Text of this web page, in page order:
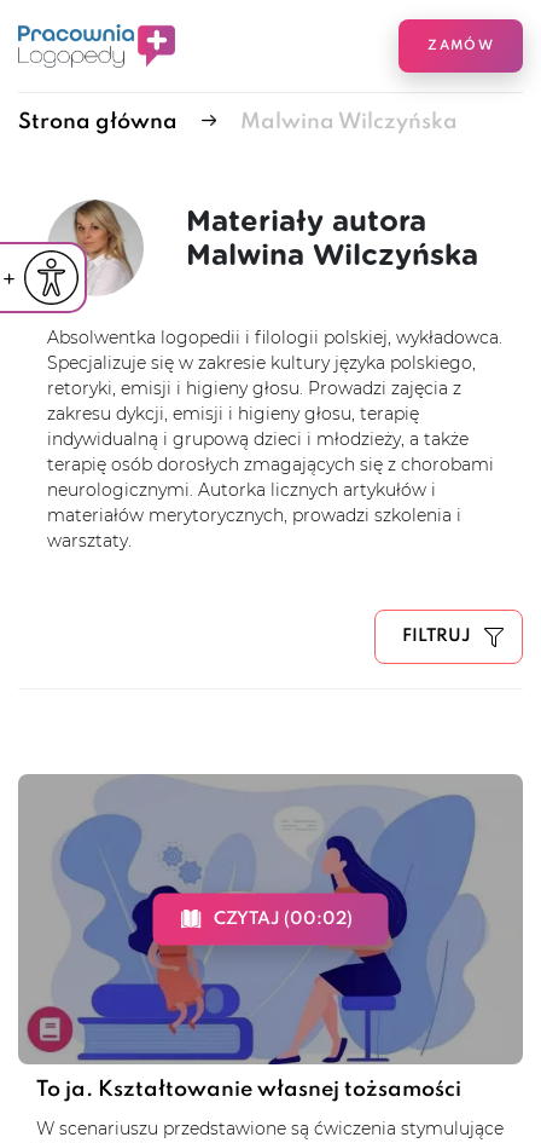
czcionkę
czcionka
Powiększ czcionkę
ZAMÓW
Strona główna Malwina Wilczyńska
Materiały autora
Malwina Wilczyńska
Absolwentka logopedii i filologii polskiej, wykładowca.
Specjalizuje się w zakresie kultury języka polskiego,
retoryki, emisji i higieny głosu. Prowadzi zajęcia z
zakresu dykcji, emisji i higieny głosu, terapię
indywidualną i grupową dzieci i młodzieży, a także
terapię osób dorosłych zmagających się z chorobami
neurologicznymi. Autorka licznych artykułów i
materiałów merytorycznych, prowadzi szkolenia i
warsztaty.
FILTRUJ
CZYTAJ (00:02)
To ja. Kształtowanie własnej tożsamości
W scenariuszu przedstawione są ćwiczenia stymulujące